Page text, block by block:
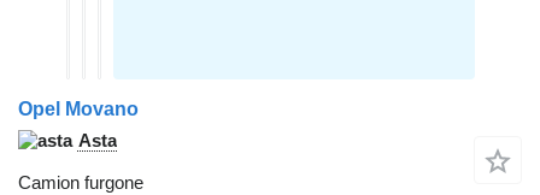
Opel Movano
Asta
Camion furgone